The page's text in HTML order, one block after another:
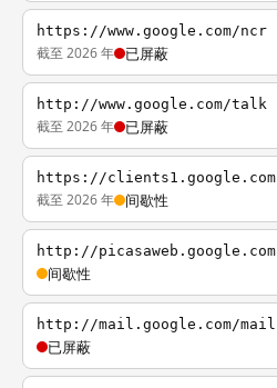
https://www.google.com/ncr
截至 2026 年 已屏蔽
http://www.google.com/talk
截至 2026 年 已屏蔽
https://clients1.google.com
截至 2026 年 间歇性
http://picasaweb.google.com
间歇性
http://mail.google.com/mail
已屏蔽